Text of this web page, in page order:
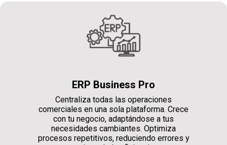
ERP Business Pro
Centraliza todas las operaciones
comerciales en una sola plataforma. Crece
con tu negocio, adaptándose a tus
necesidades cambiantes. Optimiza
procesos repetitivos, reduciendo errores y